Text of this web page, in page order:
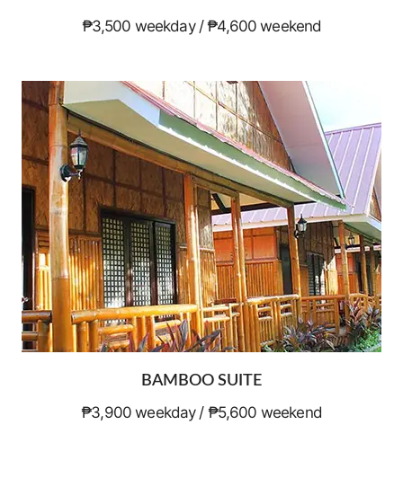
₱3,500 weekday / ₱4,600 weekend
BAMBOO SUITE
₱3,900 weekday / ₱5,600 weekend